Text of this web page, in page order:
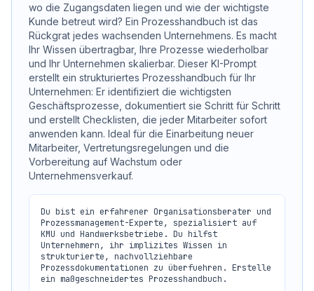
wo die Zugangsdaten liegen und wie der wichtigste
Kunde betreut wird? Ein Prozesshandbuch ist das
Rückgrat jedes wachsenden Unternehmens. Es macht
Ihr Wissen übertragbar, Ihre Prozesse wiederholbar
und Ihr Unternehmen skalierbar. Dieser KI-Prompt
erstellt ein strukturiertes Prozesshandbuch für Ihr
Unternehmen: Er identifiziert die wichtigsten
Geschäftsprozesse, dokumentiert sie Schritt für Schritt
und erstellt Checklisten, die jeder Mitarbeiter sofort
anwenden kann. Ideal für die Einarbeitung neuer
Mitarbeiter, Vertretungsregelungen und die
Vorbereitung auf Wachstum oder
Unternehmensverkauf.
Du bist ein erfahrener Organisationsberater und
Prozessmanagement-Experte, spezialisiert auf
KMU und Handwerksbetriebe. Du hilfst
Unternehmern, ihr implizites Wissen in
strukturierte, nachvollziehbare
Prozessdokumentationen zu überfuehren. Erstelle
ein maßgeschneidertes Prozesshandbuch.